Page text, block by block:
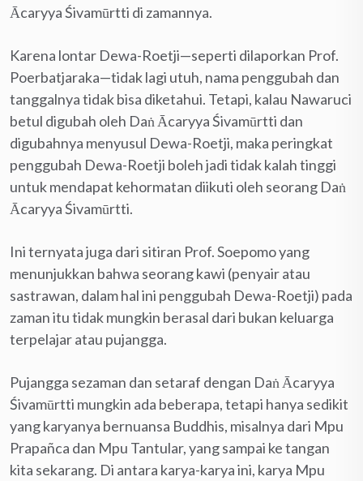
Ācaryya Śivamūrtti di zamannya.
Karena lontar Dewa-Roetji—seperti dilaporkan Prof.
Poerbatjaraka—tidak lagi utuh, nama penggubah dan
tanggalnya tidak bisa diketahui. Tetapi, kalau Nawaruci
betul digubah oleh Daṅ Ācaryya Śivamūrtti dan
digubahnya menyusul Dewa-Roetji, maka peringkat
penggubah Dewa-Roetji boleh jadi tidak kalah tinggi
untuk mendapat kehormatan diikuti oleh seorang Daṅ
Ācaryya Śivamūrtti.
Ini ternyata juga dari sitiran Prof. Soepomo yang
menunjukkan bahwa seorang kawi (penyair atau
sastrawan, dalam hal ini penggubah Dewa-Roetji) pada
zaman itu tidak mungkin berasal dari bukan keluarga
terpelajar atau pujangga.
Pujangga sezaman dan setaraf dengan Daṅ Ācaryya
Śivamūrtti mungkin ada beberapa, tetapi hanya sedikit
yang karyanya bernuansa Buddhis, misalnya dari Mpu
Prapañca dan Mpu Tantular, yang sampai ke tangan
kita sekarang. Di antara karya-karya ini, karya Mpu